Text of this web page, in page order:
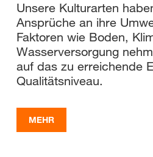
Unsere Kulturarten
Ansprüche an ihre
Faktoren wie Boden,
Wasserversorgung
auf das zu erreichende
Qualitätsniveau.
MEHR